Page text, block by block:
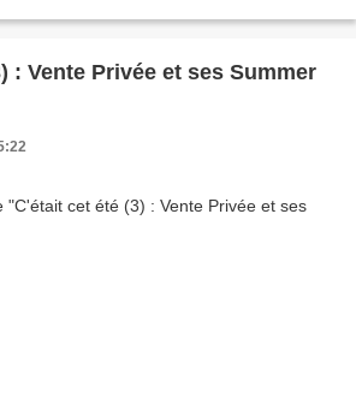
: Vente Privée et ses Summer